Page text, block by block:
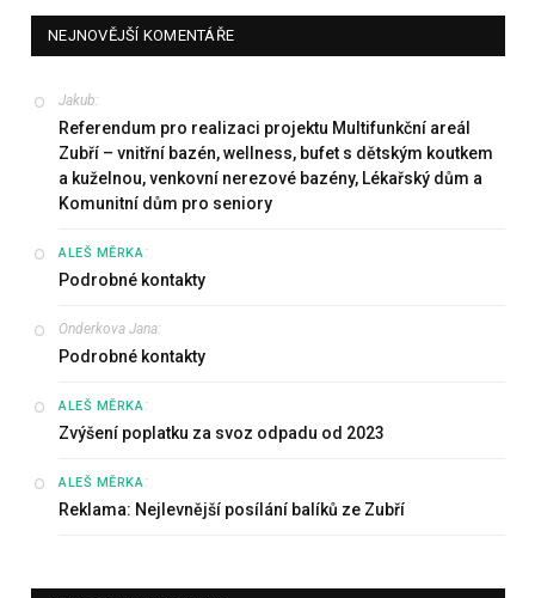
NEJNOVĚJŠÍ KOMENTÁŘE
Jakub:
Referendum pro realizaci projektu Multifunkční areál
Zubří – vnitřní bazén, wellness, bufet s dětským koutkem
a kuželnou, venkovní nerezové bazény, Lékařský dům a
Komunitní dům pro seniory
ALEŠ MĚRKA:
Podrobné kontakty
Onderkova Jana:
Podrobné kontakty
ALEŠ MĚRKA:
Zvýšení poplatku za svoz odpadu od 2023
ALEŠ MĚRKA:
Reklama: Nejlevnější posílání balíků ze Zubří